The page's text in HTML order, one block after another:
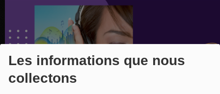
Les informations que nous
collectons